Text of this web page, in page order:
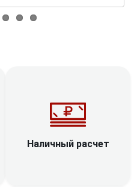
Наличный расчет